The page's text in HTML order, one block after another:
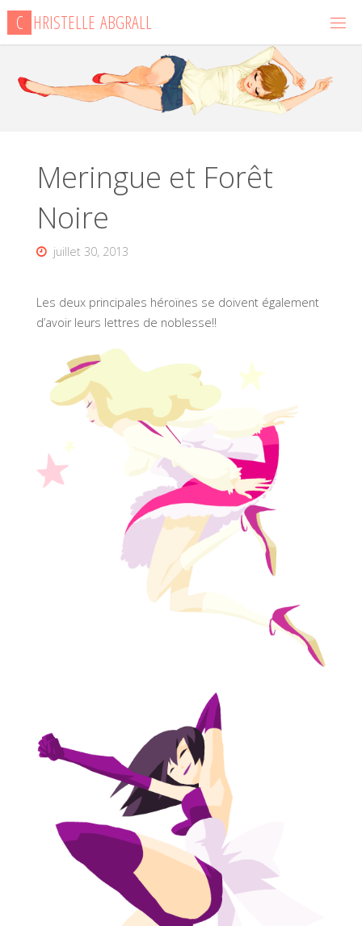
Skip
content
C HRISTEL L E ABGRAL L
Meringue et Forêt
Noire
juillet 30, 2013
Les deux principales héroïnes se doivent également
d’avoir leurs lettres de noblesse!!